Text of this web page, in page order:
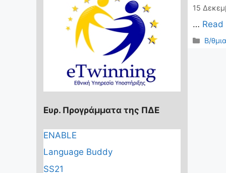
15
… Read
Β/θμια
Ευρ. Προγράμματα της ΠΔΕ
ENABLE
Language Buddy
SS21